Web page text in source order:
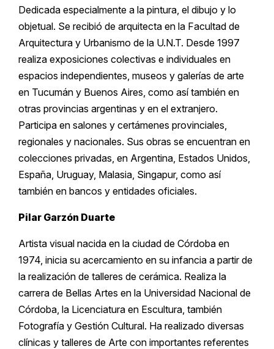
Dedicada especialmente a la pintura, el dibujo y lo
objetual. Se recibió de arquitecta en la Facultad de
Arquitectura y Urbanismo de la U.N.T. Desde 1997
realiza exposiciones colectivas e individuales en
espacios independientes, museos y galerías de arte
en Tucumán y Buenos Aires, como así también en
otras provincias argentinas y en el extranjero.
Participa en salones y certámenes provinciales,
regionales y nacionales. Sus obras se encuentran en
colecciones privadas, en Argentina, Estados Unidos,
España, Uruguay, Malasia, Singapur, como así
también en bancos y entidades oficiales.
Pilar Garzón Duarte
Artista visual nacida en la ciudad de Córdoba en
1974, inicia su acercamiento en su infancia a partir de
la realización de talleres de cerámica. Realiza la
carrera de Bellas Artes en la Universidad Nacional de
Córdoba, la Licenciatura en Escultura, también
Fotografía y Gestión Cultural. Ha realizado diversas
clínicas y talleres de Arte con importantes referentes